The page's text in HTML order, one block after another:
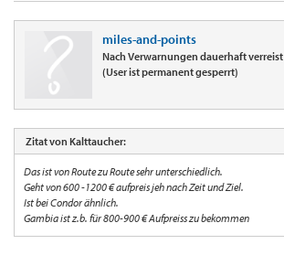
miles-and-points
Nach Verwarnungen dauerhaft verreist
(User ist permanent gesperrt)
Zitat von Kalttaucher:
Das ist von Route zu Route sehr unterschiedlich.
Geht von 600 -1200 € aufpreis jeh nach Zeit und Ziel.
Ist bei Condor ähnlich.
Gambia ist z.b. für 800-900 € Aufpreiss zu bekommen